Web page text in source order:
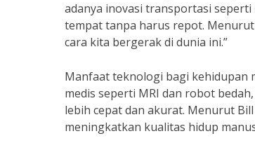
adanya inovasi transportasi
tempat tanpa harus repot.
cara kita bergerak di dunia ini.”
Manfaat teknologi bagi kehidupan
medis seperti MRI dan robot
lebih cepat dan akurat. Menurut
meningkatkan kualitas hidup